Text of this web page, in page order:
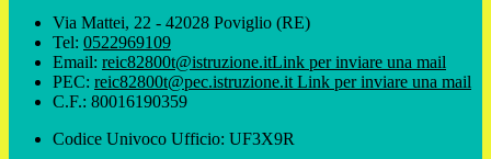
Via Mattei, 22 - 42028 Poviglio (RE)
Tel: 0522969109
Email: reic82800t@istruzione.itLink per inviare una mail
PEC: reic82800t@pec.istruzione.it Link per inviare una mail
C.F.: 80016190359
Codice Univoco Ufficio: UF3X9R